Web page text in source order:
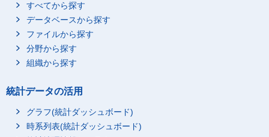
すべてから探す
データベースから探す
ファイルから探す
分野から探す
組織から探す
統計データの活用
グラフ(統計ダッシュボード)
時系列表(統計ダッシュボード)